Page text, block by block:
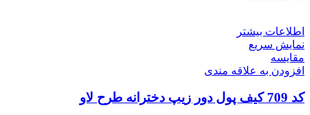
اطلاعات بیشتر
نمایش سریع
مقايسه
افزودن به علاقه مندی
کد 709 کیف پول دور زیپ دخترانه طرح لاو